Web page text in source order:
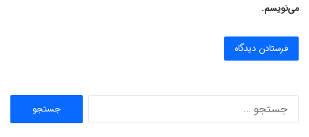
می‌نویسم.